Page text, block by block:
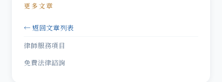
更多文章
← 返回文章列表
律師服務項目
免費法律諮詢